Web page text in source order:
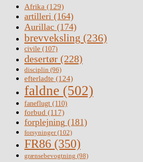
Afrika (129)
artilleri (164)
Aurillac (174)
brevveksling (236)
civile (107)
desertør (228)
disciplin (96)
efterladte (124)
faldne (502)
faneflugt (110)
forbud (117)
forplejning (181)
forsyninger(102)
FR86 (350)
grænsebevogtning (98)